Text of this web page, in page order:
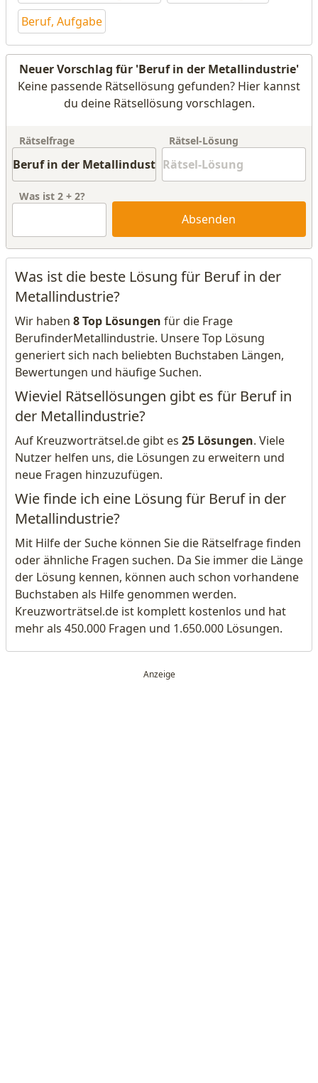
Beruf, Aufgabe
Neuer Vorschlag für 'Beruf in der Metallindustrie'
Keine passende Rätsellösung gefunden? Hier kannst
du deine Rätsellösung vorschlagen.
Rätselfrage Rätsel-Lösung
Was ist 2 + 2?
Absenden
Was ist die beste Lösung für Beruf in der
Metallindustrie?
Wir haben 8 Top Lösungen für die Frage
BerufinderMetallindustrie. Unsere Top Lösung
generiert sich nach beliebten Buchstaben Längen,
Bewertungen und häufige Suchen.
Wieviel Rätsellösungen gibt es für Beruf in
der Metallindustrie?
Auf Kreuzworträtsel.de gibt es 25 Lösungen. Viele
Nutzer helfen uns, die Lösungen zu erweitern und
neue Fragen hinzuzufügen.
Wie finde ich eine Lösung für Beruf in der
Metallindustrie?
Mit Hilfe der Suche können Sie die Rätselfrage finden
oder ähnliche Fragen suchen. Da Sie immer die Länge
der Lösung kennen, können auch schon vorhandene
Buchstaben als Hilfe genommen werden.
Kreuzworträtsel.de ist komplett kostenlos und hat
mehr als 450.000 Fragen und 1.650.000 Lösungen.